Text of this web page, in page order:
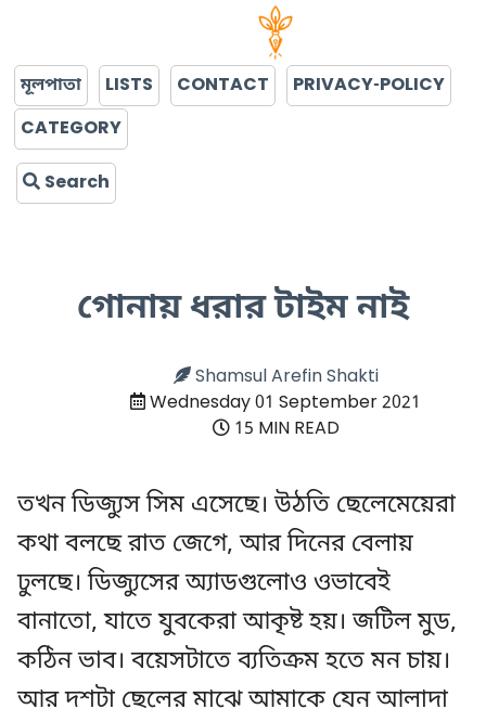
মূলপাতা LISTS CONTACT
PRIVACY-POLICY
CATEGORY
Search
গোনায় ধরার টাইম নাই
Shamsul Arefin Shakti
Wednesday 01 September 2021
15 MIN READ
তখন ডিজ্যুস সিম এসেছে। উঠতি ছেলেমেয়েরা
কথা বলছে রাত জেগে, আর দিনের বেলায়
ঢুলছে। ডিজ্যুসের অ্যাডগুলোও ওভাবেই
বানাতো, যাতে যুবকেরা আকৃষ্ট হয়। জটিল মুড,
কঠিন ভাব। বয়েসটাতে ব্যতিক্রম হতে মন চায়।
আর দশটা ছেলের মাঝে আমাকে যেন আলাদা